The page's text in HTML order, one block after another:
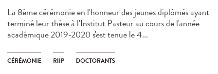
La 8ème cérémonie en l'honneur des jeunes diplômés ayant
terminé leur thèse à l'Institut Pasteur au cours de l'année
académique 2019-2020 s'est tenue le 4...
CÉRÉMONIE RIIP DOCTORANTS